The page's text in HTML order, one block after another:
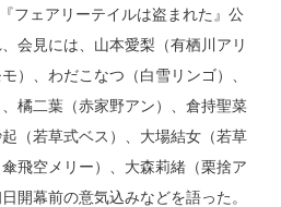
e
b
o
o
k
フェアリーテイルは盗まれた』公
会見には、山本愛梨（有栖川アリ
）、わだこなつ（白雪リンゴ）、
橘二葉（赤家野アン）、倉持聖菜
起（若草式ベス）、大場結女（若草
飛空メリー）、大森莉緒（栗捨ア
開幕前の意気込みなどを語った。